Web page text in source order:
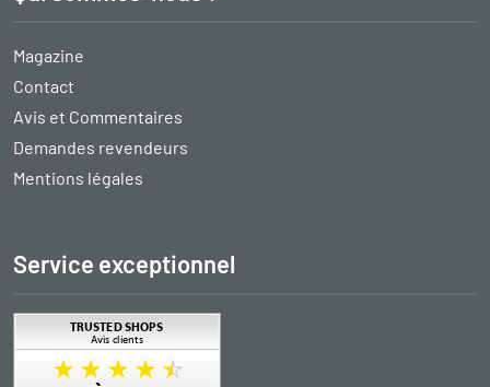
Magazine
Contact
Avis et Commentaires
Demandes revendeurs
Mentions légales
Service exceptionnel